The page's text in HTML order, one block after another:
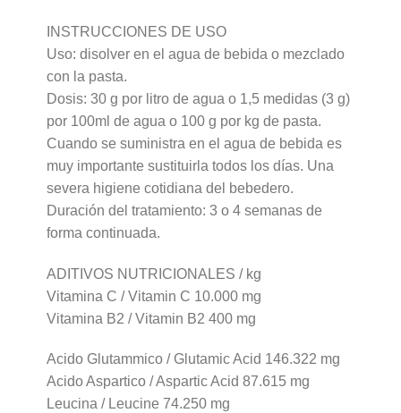
INSTRUCCIONES DE USO
Uso: disolver en el agua de bebida o mezclado
con la pasta.
Dosis: 30 g por litro de agua o 1,5 medidas (3 g)
por 100ml de agua o 100 g por kg de pasta.
Cuando se suministra en el agua de bebida es
muy importante sustituirla todos los días. Una
severa higiene cotidiana del bebedero.
Duración del tratamiento: 3 o 4 semanas de
forma continuada.
ADITIVOS NUTRICIONALES / kg
Vitamina C / Vitamin C 10.000 mg
Vitamina B2 / Vitamin B2 400 mg
Acido Glutammico / Glutamic Acid 146.322 mg
Acido Aspartico / Aspartic Acid 87.615 mg
Leucina / Leucine 74.250 mg